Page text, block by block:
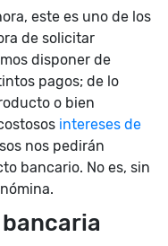
este es uno de los
de solicitar
disponer de
pagos; de lo
o bien
intereses de
nos pedirán
bancario. No es, sin